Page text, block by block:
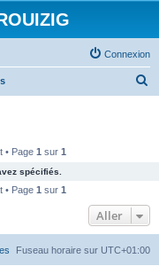
Connexion
c
e
• Page 1 sur 1
spécifiés.
• Page 1 sur 1
Aller
Fuseau horaire sur UTC+01:00